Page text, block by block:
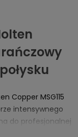
Copper MSG115
intensywnego
do profesjonalnej